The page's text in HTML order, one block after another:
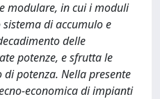
modulare, in cui i moduli
di accumulo e
delle
potenze, e sfrutta le
potenza. Nella presente
economica di impianti